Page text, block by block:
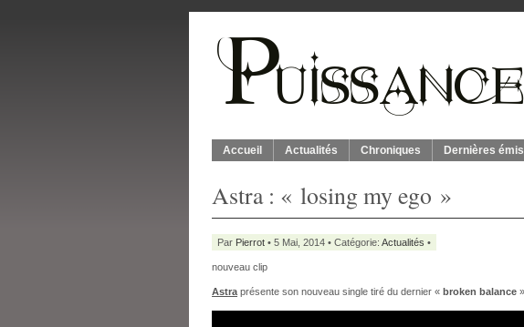
Accueil Actualités Chroniques Dernières
Astra : « losing my ego »
Par Pierrot • 5 Mai, 2014 • Catégorie: Actualités •
nouveau clip
Astra présente son nouveau single tiré du dernier « broken balance »